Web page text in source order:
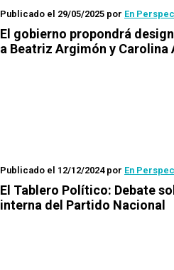
Publicado el 29/05/2025 por En
El gobierno propondrá
a Beatriz Argimón y Carolina
Publicado el 12/12/2024por En
El Tablero Político: Debate
interna del Partido Nacional